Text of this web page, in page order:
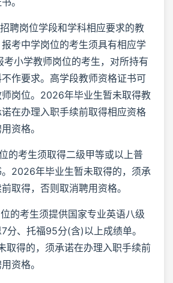
聘岗位学段和学科相应要求的教
考中学岗位的考生须具有相应学
考小学教师岗位的考生，对所持有
作要求。高学段教师资格证书可
岗位。2026年毕业生暂未取得教
在办理入职手续前取得相应资格
资格。
的考生须取得二级甲等或以上普
2026年毕业生暂未取得的，须承
取得，否则取消聘用资格。
的考生须提供国家专业英语八级
分、托福95分(含)以上成绩单。
取得的，须承诺在办理入职手续前
资格。